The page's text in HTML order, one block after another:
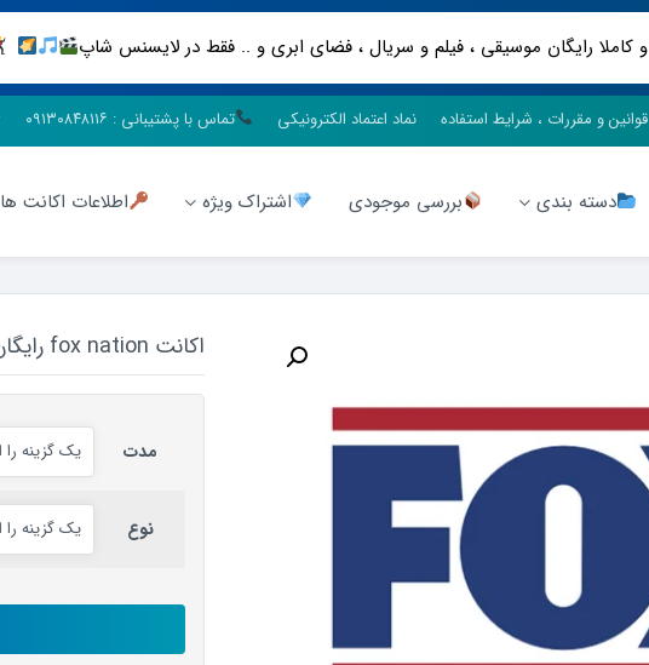
قوانین و مقررات ، شرایط استفاده نماد اعتماد الکترونیکی تماس با پشتیبانی : ۰۹۱۳۰۸۴۸۱۱۶
دسته بندی بررسی موجودی اشتراک ویژه اطلاعات اکانت ها
اکانت fox nation رایگان
مدت
نوع
اکانت